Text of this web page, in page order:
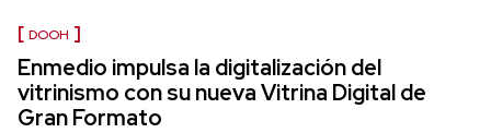
DOOH
Enmedio impulsa la digitalización del
vitrinismo con su nueva Vitrina Digital de
Gran Formato